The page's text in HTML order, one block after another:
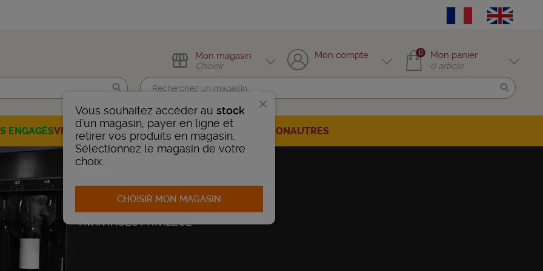
Trouvez-moi !
Mon magasin
Choisir
Vous souhaitez accéder au stock
d'un magasin, payer en ligne et
retirer vos produits en magasin.
Sélectionnez le magasin de votre
choix.
CHOISIR MON MAGASIN
Mon compte 0
Mon panier
0 article
ENGAGÉSVINSCHAMPAGNESSPIRITUEUXBIÈRES SÉLECTIONAUTRES
AVANTAGES PRIVILEGE